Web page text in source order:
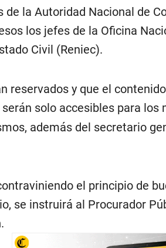
la Autoridad Nacional de
los jefes de la Oficina
Civil (Reniec).
reservados y que el
solo accesibles para los
además del secretario
el principio de
se instruirá al Procurador